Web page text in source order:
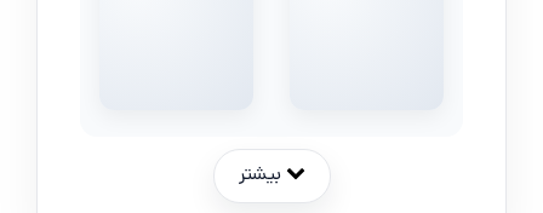
بیشتر